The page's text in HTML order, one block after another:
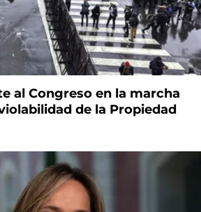
al Congreso en la marcha
de la Propiedad